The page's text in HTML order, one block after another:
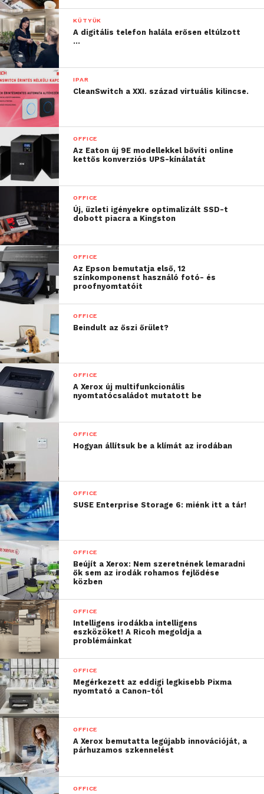
nyomtatandó dokumentumokat, akkor is, amikor
éppen mozgásban vannak.
A szabvány méretű papírok nyomtatásra tervezett
Xerox Phaser 6510 színes nyomtató és a Xerox
WorkCentre 6515 színes multifunkciós berendezés
az alábbi funkciókkal segíti még az irodai munkát:
Wi-Fi Direct kapcsolat, ami a
biztonságos nyomtatást teszi lehetővé
mobilról, vagy tabletről;
Egyszerű mobilnyomtatás az Apple
AirPrint, a Google Cloud Print, a Xerox
Print Service Plug-In for Android és a
Mopria applikációkon keresztül;
Többszörös szkennelési beolvasási
lehetőség többek közt e-mailbe, FTP-re,
vállalati hálózatra, vagy a nyomtatóba
beépített 3.0-ás USB kulcsra azzal a
lehetőséggel karöltve, hogy a
berendezés az egyszer beszkennelt
dokumentumot egyidejűleg több
tárolási végpontra is elküldi;
Felhőhöz-kapcsolódás lehetősége,
annak érdekében, hogy direktben
lehessen oda szkennelni, illetve
nyomtatni onnan a Xerox Mobile Link
segítségével;
A berendezések havi terhelhetősége
50.000 oldal, 30 oldal/perc nyomtatási
KÜTYÜK
A digitális telefon halála erősen eltúlzott
…
IPAR
CleanSwitch a XXI. század virtuális kilincse.
OFFICE
Az Eaton új 9E modellekkel bővíti online
kettős konverziós UPS-kínálatát
OFFICE
Új, üzleti igényekre optimalizált SSD-t
dobott piacra a Kingston
OFFICE
Az Epson bemutatja első, 12
színkomponenst használó fotó- és
proofnyomtatóit
OFFICE
Beindult az őszi őrület?
OFFICE
A Xerox új multifunkcionális
nyomtatócsaládot mutatott be
OFFICE
Hogyan állítsuk be a klímát az irodában
OFFICE
SUSE Enterprise Storage 6: miénk itt a tár!
OFFICE
Beújít a Xerox: Nem szeretnének lemaradni
ők sem az irodák rohamos fejlődése
közben
OFFICE
Intelligens irodákba intelligens
eszközöket! A Ricoh megoldja a
problémáinkat
OFFICE
Megérkezett az eddigi legkisebb Pixma
nyomtató a Canon-tól
OFFICE
A Xerox bemutatta legújabb innovációját, a
párhuzamos szkennelést
OFFICE